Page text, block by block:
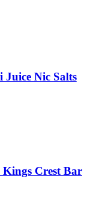
Juice Nic Salts
Crest Bar